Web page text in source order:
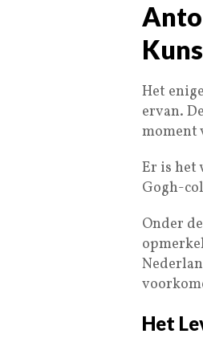
Het
ervan.
moment
Er is het
Gogh-
Onder
Het